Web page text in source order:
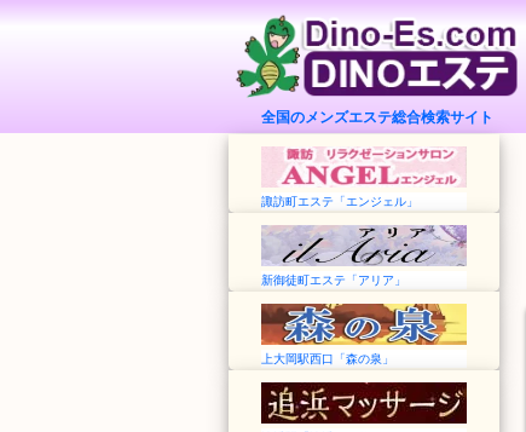
全国のメンズエステ総合検索サイト
諏訪町エステ「エンジェル」
新御徒町エステ「アリア」
上大岡駅西口「森の泉」